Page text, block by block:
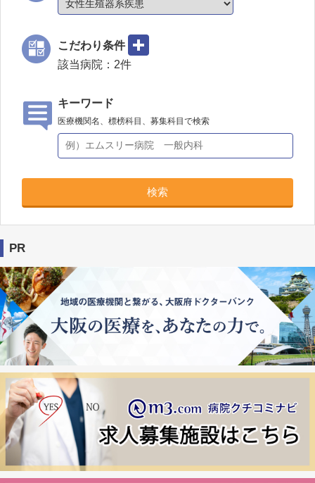
こだわり条件
該当病院： 2件
キーワード
医療機関名、標榜科目、募集科目で検索
検索
PR